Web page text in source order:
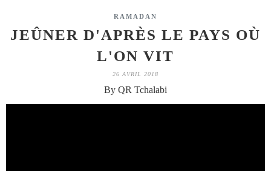
RAMADAN
JEÛNER D'APRÈS LE PAYS OÙ
L'ON VIT
26 AVRIL 2018
By QR Tchalabi